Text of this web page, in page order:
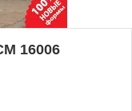
16006